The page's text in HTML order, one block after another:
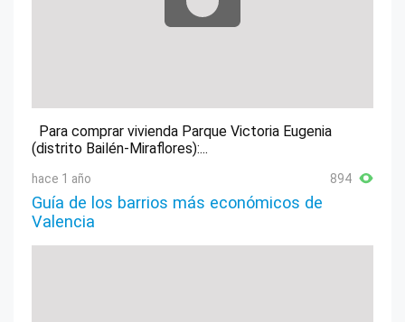
Para comprar vivienda Parque Victoria Eugenia
(distrito Bailén-Miraflores):...
hace 1 año 894
Guía de los barrios más económicos de
Valencia